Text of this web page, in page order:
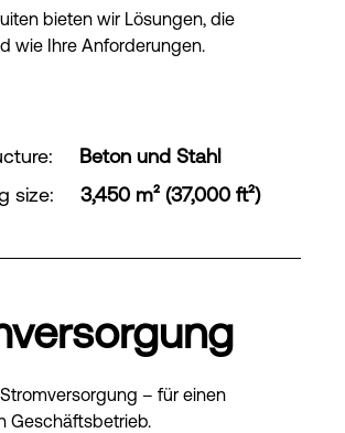
bieten wir Lösungen, die
wie Ihre Anforderungen.
:
Beton und Stahl
size: 3,450 m² (37,000 ft²)
– für einen
Geschäftsbetrieb.